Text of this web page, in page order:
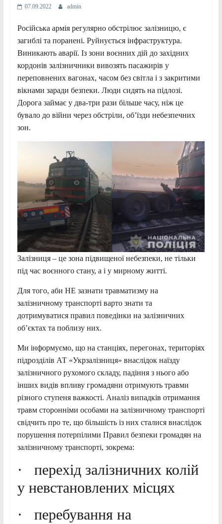
07.09.2022 admin
Російська армія регулярно обстрілює залізницю, є
загиблі та поранені. Руйнується інфраструктура.
Виникають аварії. Із зони воєнних дій до західних
кордонів залізничники вивозять пасажирів у
переповнених вагонах, часом без світла і з закритими
вікнами заради безпеки. Люди сидять на підлозі.
Дорога займає у два-три рази більше часу, ніж це
бувало до війни через обстріли, об’їзди небезпечних
зон.
Залізниця – це зона підвищеної небезпеки, не тільки
під час воєнного стану, а і у мирному житті.
Для того, аби НЕ зазнати травматизму на
залізничному транспорті варто знати та
дотримуватися правил поведінки на залізничних
об’єктах та поблизу них.
Ми інформуємо, що на станціях, перегонах, територіях
підрозділів АТ «Укрзалізниця» внаслідок наїзду
залізничного рухомого складу, падіння з нього або
інших видів впливу громадяни отримують травми
різного ступеня важкості. Аналіз випадків отримання
травм сторонніми особами на залізничному транспорті
свідчить про те, що більшість із них сталися внаслідок
порушення потерпілими Правил безпеки громадян на
залізничному транспорті, зокрема:
· перехід залізничних колій
у невстановлених місцях
· перебування на